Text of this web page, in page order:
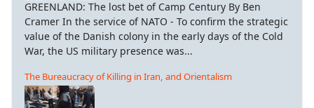
GREENLAND: The lost bet of Camp Century By Ben
Cramer In the service of NATO - To confirm the strategic
value of the Danish colony in the early days of the Cold
War, the US military presence was...
The Bureaucracy of Killing in Iran, and Orientalism